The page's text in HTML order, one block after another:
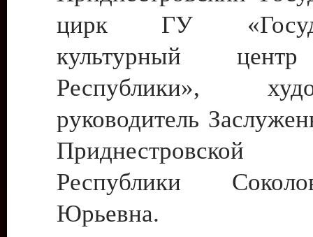
цирк ГУ
культурный
Республики»,
руководитель
Приднестровской
Республики
Юрьевна.